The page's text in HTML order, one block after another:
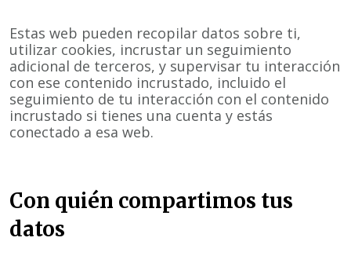
Estas web pueden recopilar datos sobre ti,
utilizar cookies, incrustar un seguimiento
adicional de terceros, y supervisar tu interacción
con ese contenido incrustado, incluido el
seguimiento de tu interacción con el contenido
incrustado si tienes una cuenta y estás
conectado a esa web.
Con quién compartimos tus
datos